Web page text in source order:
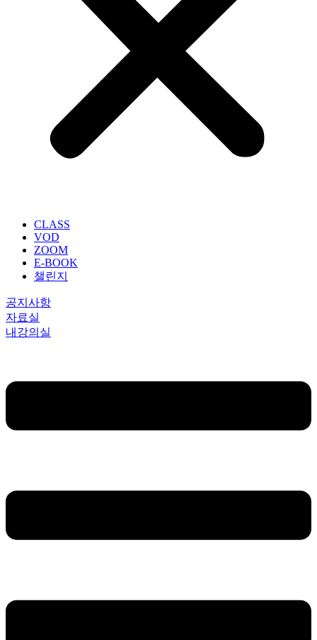
CLASS
VOD
ZOOM
E-BOOK
챌린지
공지사항
자료실
내강의실